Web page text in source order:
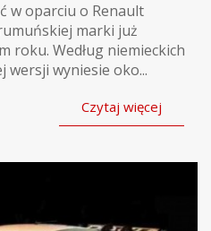
w oparciu o Renault
marki już
roku. Według niemieckich
wersji wyniesie oko...
Czytaj więcej